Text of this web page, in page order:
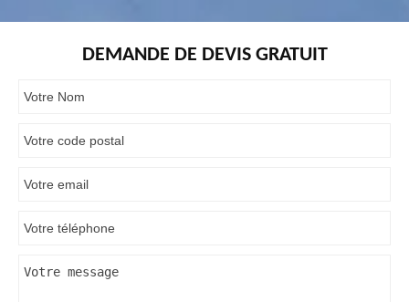
DEMANDE DE DEVIS GRATUIT